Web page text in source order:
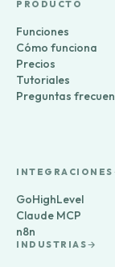
PRODUCTO
Funciones
Cómo funciona
Precios
Tutoriales
Preguntas
INTEGRACIONES
GoHighLevel
Claude MCP
n8n
INDUSTRIAS